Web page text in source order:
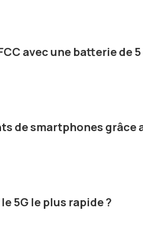
avec une batterie de 5
de smartphones grâce
5G le plus rapide ?